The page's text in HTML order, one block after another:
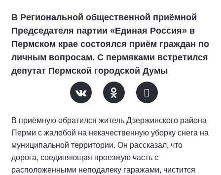
В Региональной общественной приёмной
Председателя партии «Единая Россия» в
Пермском крае состоялся приём граждан по
личным вопросам. С пермяками встретился
депутат Пермской городской Думы
В приёмную обратился житель Дзержинского района
Перми с жалобой на некачественную уборку снега на
муниципальной территории. Он рассказал, что
дорога, соединяющая проезжую часть с
расположенными неподалеку гаражами, чистится